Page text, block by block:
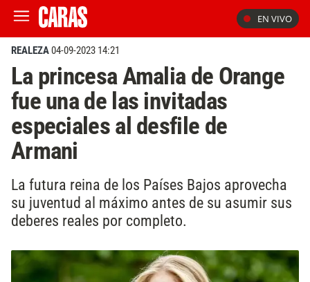
EN VIVO
REALEZA04-09-2023 14:21
La princesa Amalia de Orange
fue una de las invitadas
especiales al desfile de
Armani
La futura reina de los Países Bajos aprovecha
su juventud al máximo antes de su asumir sus
deberes reales por completo.